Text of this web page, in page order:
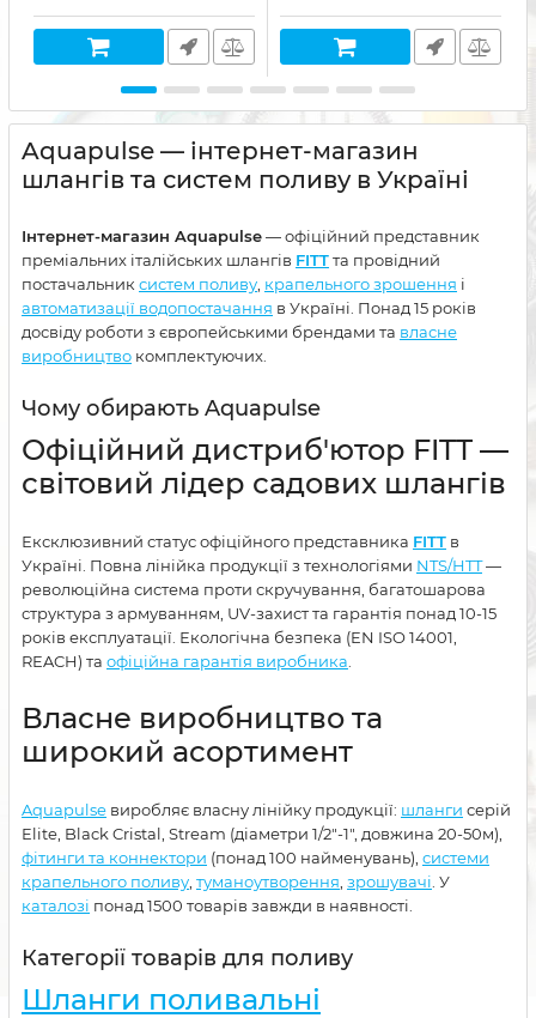
Aquapulse — інтернет-магазин
шлангів та систем поливу в Україні
Інтернет-магазин Aquapulse— офіційний представник
преміальних італійських шлангів FITTта провідний
постачальник систем поливу крапельного зрошення і
автоматизації водопостачання в Україні. Понад 15 років
досвіду роботи з європейськими брендами та власне
виробництво комплектуючих.
Чому обирають Aquapulse
Офіційний дистриб'ютор FITT —
світовий лідер садових шлангів
Ексклюзивний статус офіційного представника FITT в
Україні. Повна лінійка продукції з технологіями NTS/HTT—
революційна система проти скручування, багатошарова
структура з армуванням, UV-захист та гарантія понад 10-15
років експлуатації. Екологічна безпека (EN ISO 14001,
REACH) та офіційна гарантія виробника
Власне виробництво та
широкий асортимент
Aquapulse виробляє власну лінійку продукції: шланги серій
Elite, Black Cristal, Stream (діаметри 1/2"-1", довжина 20-50м),
фітинги та коннектори (понад 100 найменувань), системи
крапельного поливу туманоутворення зрошувачі . У
каталозі понад 1500 товарів завжди в наявності.
Категорії товарів для поливу
Шланги поливальні